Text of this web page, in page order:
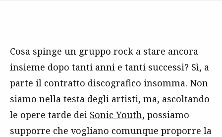
Cosa spinge un gruppo rock a stare ancora
insieme dopo tanti anni e tanti successi? Sì, a
parte il contratto discografico insomma. Non
siamo nella testa degli artisti, ma, ascoltando
le opere tarde dei Sonic Youth, possiamo
supporre che vogliano comunque proporre la